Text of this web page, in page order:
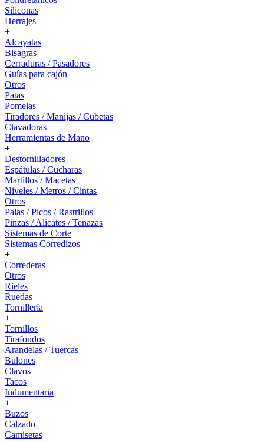
Siliconas
Herrajes
+
Alcayatas
Bisagras
Cerraduras / Pasadores
Guías para cajón
Otros
Patas
Pomelas
Tiradores / Manijas / Cubetas
Clavadoras
Herramientas de Mano
+
Destornilladores
Espátulas / Cucharas
Martillos / Macetas
Niveles / Metros / Cintas
Otros
Palas / Picos / Rastrillos
Pinzas / Alicates / Tenazas
Sistemas de Corte
Sistemas Corredizos
+
Correderas
Otros
Rieles
Ruedas
Tornillería
+
Tornillos
Tirafondos
Arandelas / Tuercas
Bulones
Clavos
Tacos
Indumentaria
+
Buzos
Calzado
Camisetas